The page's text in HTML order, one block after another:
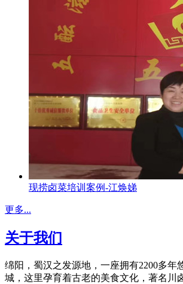
现捞卤菜培训案例-江焕娣
更多...
关于我们
绵阳，蜀汉之发源地，一座拥有2200多年
城，这里孕育着古老的美食文化，著名川